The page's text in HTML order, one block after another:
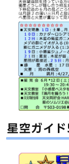
星空ガイ